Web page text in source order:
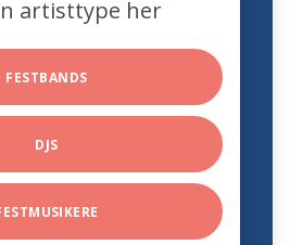
artisttype her
FESTBANDS
DJS